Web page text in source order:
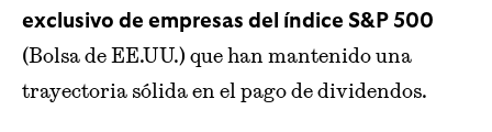
exclusivo de empresas del índice S&P 500
(Bolsa de EE.UU.) que han mantenido una
trayectoria sólida en el pago de dividendos.